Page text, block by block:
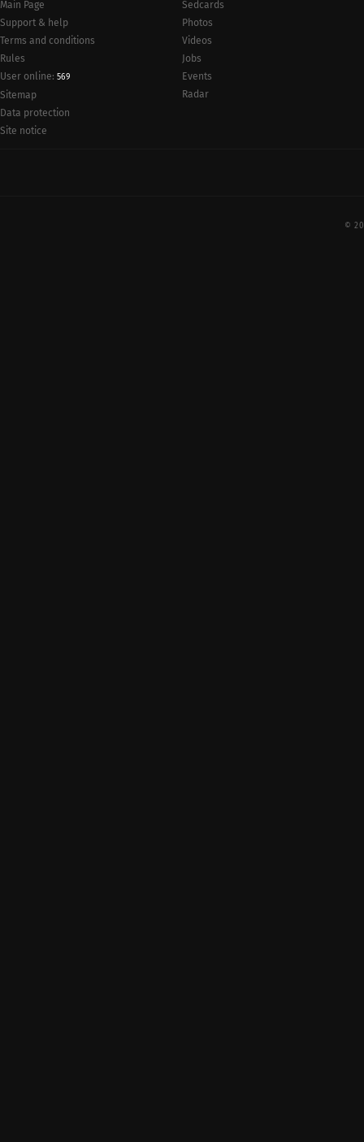
Main Page
Support & help
Terms and conditions
Rules
User online: 569
Sitemap
Data protection
Site notice
Sedcards
Photos
Videos
Jobs
Events
Radar
©